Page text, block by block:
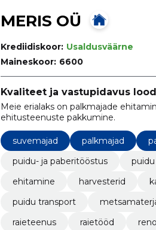
MERIS OÜ
Krediidiskoor: Usaldusväärne
Maineskoor: 6600
Kvaliteet ja vastupidavus
Meie erialaks on palkmajade
ehitusteenuste pakkumine.
suvemajad palkmajad
puidu- ja paberitööstus
ehitamine
harvesterid
puidu transport
raieteenus
raietööd